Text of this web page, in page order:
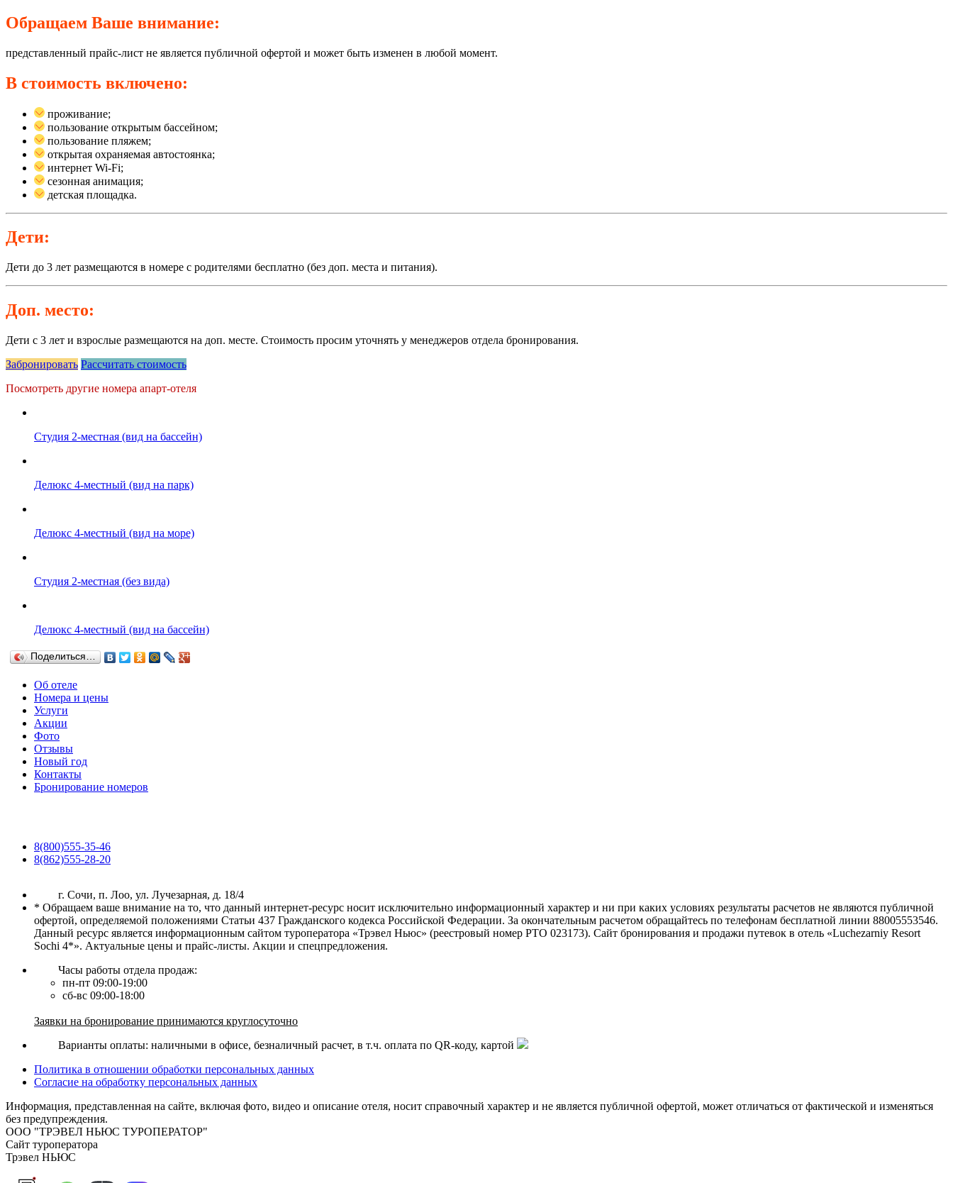
Обращаем Ваше внимание:
представленный прайс-лист не является публичной офертой и может быть изменен в любой момент.
В стоимость включено:
проживание;
пользование открытым бассейном;
пользование пляжем;
открытая охраняемая автостоянка;
интернет Wi-Fi;
сезонная анимация;
детская площадка.
Дети:
Дети до 3 лет размещаются в номере с родителями бесплатно (без доп. места и питания).
Доп. место:
Дети с 3 лет и взрослые размещаются на доп. месте. Стоимость просим уточнять у менеджеров отдела бронирования.
Забронировать Рассчитать стоимость
Посмотреть другие номера апарт-отеля
Студия 2-местная (вид на бассейн)
Делюкс 4-местный (вид на парк)
Делюкс 4-местный (вид на море)
Студия 2-местная (без вида)
Делюкс 4-местный (вид на бассейн)
Поделиться…
Об отеле
Номера и цены
Услуги
Акции
Фото
Отзывы
Новый год
Контакты
Бронирование номеров
8(800)555-35-46
8(862)555-28-20
г. Сочи, п. Лоо, ул. Лучезарная, д. 18/4
* Обращаем ваше внимание на то, что данный интернет-ресурс носит исключительно информационный характер и ни при каких условиях результаты расчетов не являются публичной
офертой, определяемой положениями Статьи 437 Гражданского кодекса Российской Федерации. За окончательным расчетом обращайтесь по телефонам бесплатной линии 88005553546.
Данный ресурс является информационным сайтом туроператора «Трэвел Ньюс» (реестровый номер РТО 023173). Сайт бронирования и продажи путевок в отель «Luchezarniy Resort
Sochi 4*». Актуальные цены и прайс-листы. Акции и спецпредложения.
Часы работы отдела продаж:
пн-пт 09:00-19:00
сб-вс 09:00-18:00
Заявки на бронирование принимаются круглосуточно
Варианты оплаты: наличными в офисе, безналичный расчет, в т.ч. оплата по QR-коду, картой
Политика в отношении обработки персональных данных
Согласие на обработку персональных данных
Информация, представленная на сайте, включая фото, видео и описание отеля, носит справочный характер и не является публичной офертой, может отличаться от фактической и изменяться
без предупреждения.
ООО "ТРЭВЕЛ НЬЮС ТУРОПЕРАТОР"
Сайт туроператора
Трэвел НЬЮС